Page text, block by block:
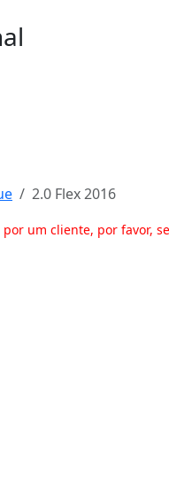
2.0 Flex 2016
um cliente, por favor,